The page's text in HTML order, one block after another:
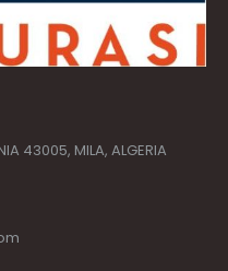
43005, MILA, ALGERIA